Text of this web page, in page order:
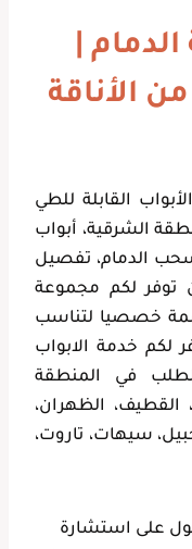
|
الأناقة
القابلة للطي
الشرقية، أبواب
الدمام، تفصيل
توفر لكم مجموعة
خصصيا لتناسب
لكم خدمة الابواب
في المنطقة
القطيف، الظهران،
سيهات، تاروت،
على استشارة